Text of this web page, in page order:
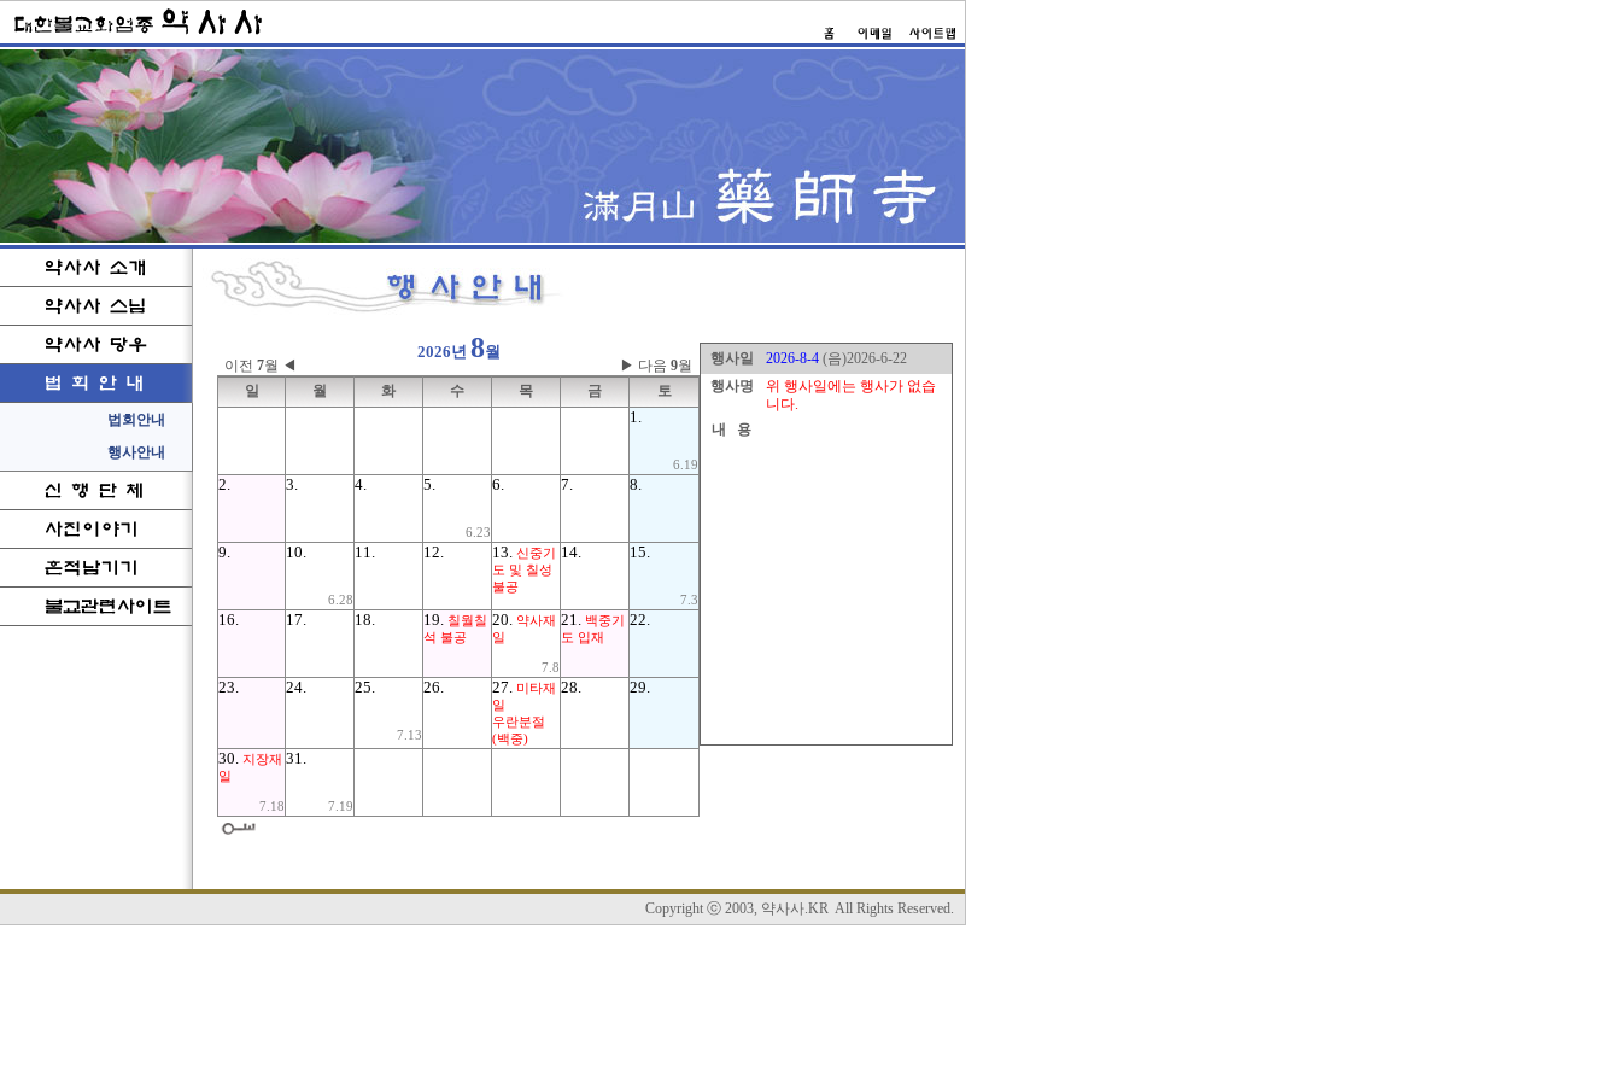
이전 7월 ◀
2026년 8월
▶ 다음 9월
일
월 화 수 목 금 토
1.
6.19
2. 3. 4. 5.
6.23
6. 7. 8.
9. 10.
6.28
11. 12. 13. 신중기
도 및 칠성
불공
14. 15.
7.3
16. 17. 18. 19. 칠월칠
석 불공
20. 약사재
일
7.8
21. 백중기
도 입재
22.
23. 24. 25.
7.13
26. 27. 미타재
일
우란분절
(백중)
28. 29.
30. 지장재
일
7.18
31.
7.19
행사일 2026-8-4 (음)2026-6-22
행사명
위 행사일에는 행사가 없습
니다.
내 용
Copyright ⓒ 2003, 약사사.KR All Rights Reserved.